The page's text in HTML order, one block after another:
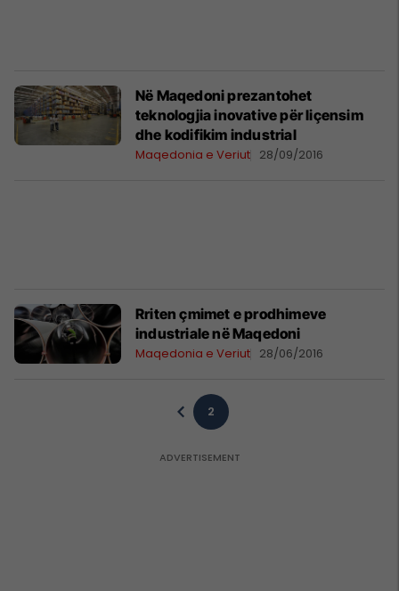
Në Maqedoni prezantohet
teknologjia inovative për liçensim
dhe kodifikim industrial
Maqedonia e Veriut 28/09/2016
Rriten çmimet e prodhimeve
industriale në Maqedoni
Maqedonia e Veriut 28/06/2016
2